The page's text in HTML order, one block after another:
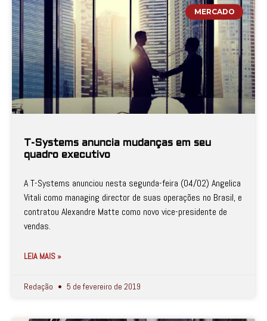
MERCADO
T-Systems anuncia mudanças em seu
quadro executivo
A T-Systems anunciou nesta segunda-feira (04/02) Angelica
Vitali como managing director de suas operações no Brasil, e
contratou Alexandre Matte como novo vice-presidente de
vendas.
LEIA MAIS »
Redação 5 de fevereiro de 2019